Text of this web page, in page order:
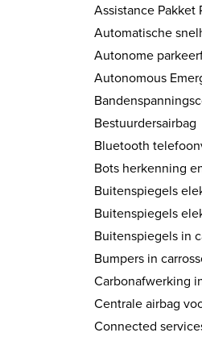
Assistance Pakket
Automatische
Autonome
Autonomous
Bestuurdersairbag
Bluetooth
Bots herkenning
Buitenspiegels
Buitenspiegels
Buitenspiegels in
Bumpers in
Carbonafwerking
Centrale airbag
Connected